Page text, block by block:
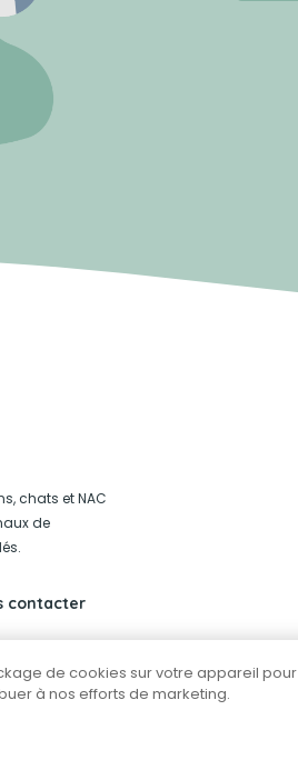
chats et NAC
de
contacter
de cookies sur votre appareil pour
à nos efforts de marketing.